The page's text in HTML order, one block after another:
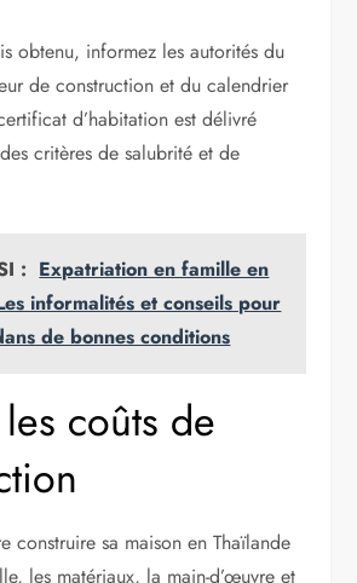
obtenu, informez les autorités du
de construction et du calendrier
d’habitation est délivré
critères de salubrité et de
: Expatriation en famille en
informalités et conseils pour
de bonnes conditions
coûts de
construire sa maison en Thaïlande
les matériaux, la main-d’œuvre et